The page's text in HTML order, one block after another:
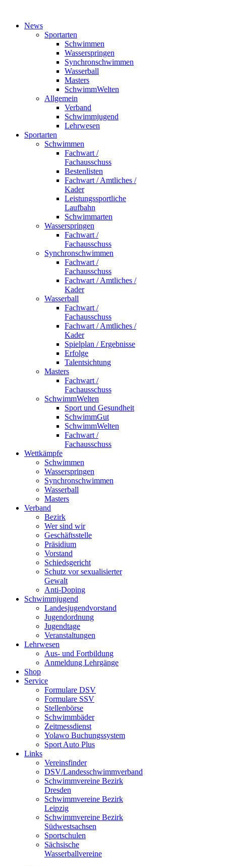
News
Sportarten
Schwimmen
Wasserspringen
Synchronschwimmen
Wasserball
Masters
SchwimmWelten
Allgemein
Verband
Schwimmjugend
Lehrwesen
Sportarten
Schwimmen
Fachwart /
Fachausschuss
Bestenlisten
Fachwart / Amtliches /
Kader
Leistungssportliche
Laufbahn
Schwimmarten
Wasserspringen
Fachwart /
Fachausschuss
Synchronschwimmen
Fachwart /
Fachausschuss
Fachwart / Amtliches /
Kader
Wasserball
Fachwart /
Fachausschuss
Fachwart / Amtliches /
Kader
Spielplan / Ergebnisse
Erfolge
Talentsichtung
Masters
Fachwart /
Fachausschuss
SchwimmWelten
Sport und Gesundheit
SchwimmGut
SchwimmWelten
Fachwart /
Fachausschuss
Wettkämpfe
Schwimmen
Wasserspringen
Synchronschwimmen
Wasserball
Masters
Verband
Bezirk
Wer sind wir
Geschäftsstelle
Präsidium
Vorstand
Schiedsgericht
Schutz vor sexualisierter
Gewalt
Anti-Doping
Schwimmjugend
Landesjugendvorstand
Jugendordnung
Jugendtage
Veranstaltungen
Lehrwesen
Aus- und Fortbildung
Anmeldung Lehrgänge
Shop
Service
Formulare DSV
Formulare SSV
Stellenbörse
Schwimmbäder
Zeitmessdienst
Yolawo Buchungssystem
Sport Auto Plus
Links
Vereinsfinder
DSV/Landesschwimmverband
Schwimmvereine Bezirk
Dresden
Schwimmvereine Bezirk
Leipzig
Schwimmvereine Bezirk
Südwestsachsen
Sportschulen
Sächsische
Wasserballvereine